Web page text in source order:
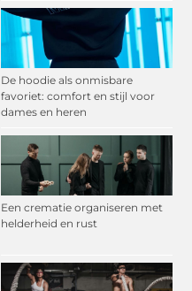
De hoodie als onmisbare
favoriet: comfort en stijl voor
dames en heren
Een crematie organiseren met
helderheid en rust